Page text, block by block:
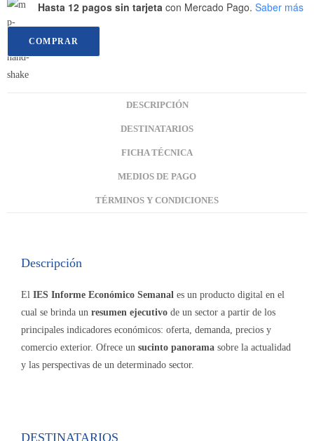
Hasta 12 pagos sin tarjeta con Mercado Pago. Saber más
COMPRAR
DESCRIPCIÓN
DESTINATARIOS
FICHA TÉCNICA
MEDIOS DE PAGO
TÉRMINOS Y CONDICIONES
Descripción
El IES Informe Económico Semanal es un producto digital en el
cual se brinda un resumen ejecutivo de un sector a partir de los
principales indicadores económicos: oferta, demanda, precios y
comercio exterior. Ofrece un sucinto panorama sobre la actualidad
y las perspectivas de un determinado sector.
DESTINATARIOS